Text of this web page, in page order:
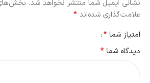
نشانی ایمیل شما منتشر نخواهد شد. بخش‌های
علامت‌گذاری شده‌اند *
امتیاز شما *
دیدگاه شما *